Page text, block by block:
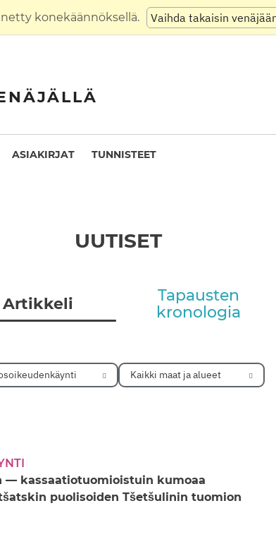
konekäännöksellä. Vaihda takaisin
ASIAKIRJAT TUNNISTEET
UUTISET
Artikkeli
Tapausten
kronologia
Kaikki maat ja alueet
— kassaatiotuomioistuin kumoaa
puolisoiden Tšetšulinin tuomion